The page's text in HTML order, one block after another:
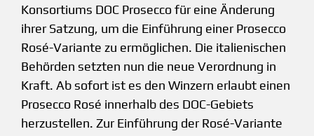
Konsortiums DOC Prosecco für eine Änderung
ihrer Satzung, um die Einführung einer Prosecco
Rosé-Variante zu ermöglichen. Die italienischen
Behörden setzten nun die neue Verordnung in
Kraft. Ab sofort ist es den Winzern erlaubt einen
Prosecco Rosé innerhalb des DOC-Gebiets
herzustellen. Zur Einführung der Rosé-Variante